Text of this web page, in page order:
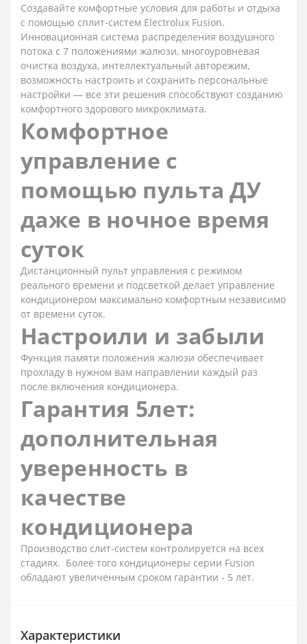
Создавайте комфортные условия для работы и отдыха
с помощью сплит-систем Electrolux Fusion.
Инновационная система распределения воздушного
потока с 7 положениями жалюзи, многоуровневая
очистка воздуха, интеллектуальный авторежим,
возможность настроить и сохранить персональные
настройки — все эти решения способствуют созданию
комфортного здорового микроклимата.
Комфортное
управление с
помощью пульта ДУ
даже в ночное время
суток
Дистанционный пульт управления с режимом
реального времени и подсветкой делает управление
кондиционером максимально комфортным независимо
от времени суток.
Настроили и забыли
Функция памяти положения жалюзи обеспечивает
прохладу в нужном вам направлении каждый раз
после включения кондиционера.
Гарантия 5лет:
дополнительная
уверенность в
качестве
кондиционера
Производство слит-систем контролируется на всех
стадиях. Более того кондиционеры серии Fusion
обладают увеличенным сроком гарантии - 5 лет.
Характеристики